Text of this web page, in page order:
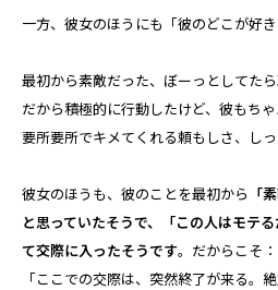
一方、彼女のほうにも「彼のどこが好
最初から素敵だった、ぼーっとしてた
だから積極的に行動したけど、彼もち
要所要所でキメてくれる頼もしさ、し
彼女のほうも、彼のことを最初から 「
と思っていたそうで、「この人はモテ
て交際に入ったそうです。だからこそ：
「ここでの交際は、突然終了が来る。